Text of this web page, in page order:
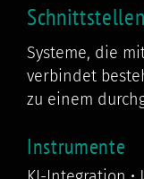
Systeme, die
verbindet
zu einem
Instrumente